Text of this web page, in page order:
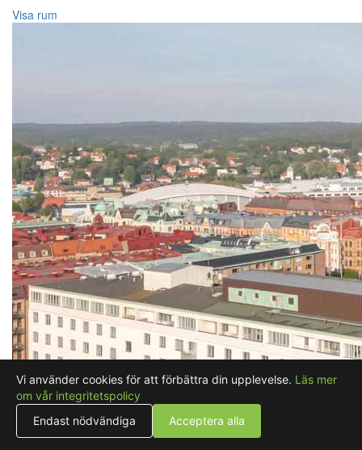
Visa rum
Vi använder cookies för att förbättra din upplevelse. Läs mer
om vår integritetspolicy
Endast nödvändiga
Acceptera alla